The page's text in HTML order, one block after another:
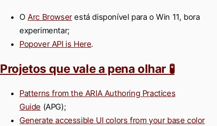
OArc Browserestá disponível para o Win 11, bora
experimentar;
Popover API is Here.
Projetos que vale a pena olhar 🧪
Patterns from the ARIA Authoring Practices
Guide (APG);
Generate accessible UI colors from your base color